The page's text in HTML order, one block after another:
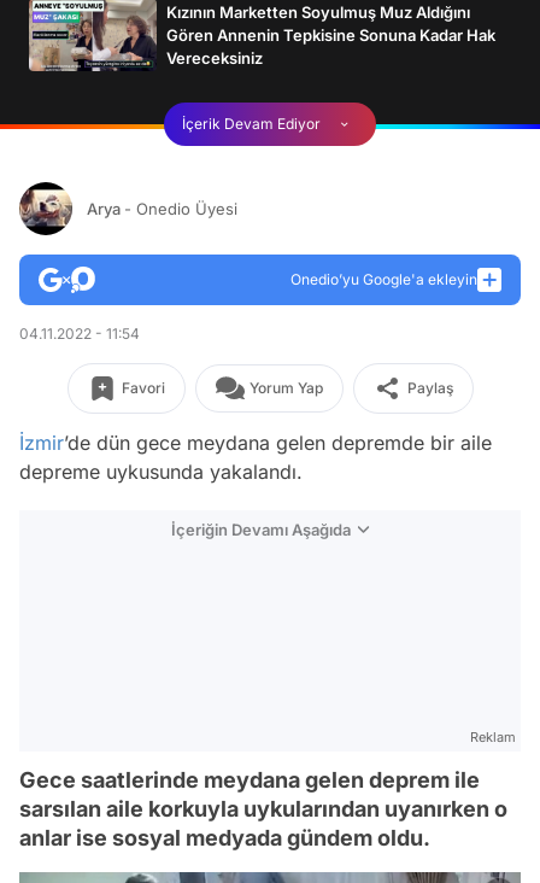
Kızının Marketten Soyulmuş Muz Aldığını
Gören Annenin Tepkisine Sonuna Kadar Hak
Vereceksiniz
İçerik Devam Ediyor
Arya - Onedio Üyesi
Onedio’yu Google'a ekleyin
04.11.2022 - 11:54
Favori Yorum Yap Paylaş
İzmir’de dün gece meydana gelen depremde bir aile
depreme uykusunda yakalandı.
İçeriğin Devamı Aşağıda
Reklam
Gece saatlerinde meydana gelen deprem ile
sarsılan aile korkuyla uykularından uyanırken o
anlar ise sosyal medyada gündem oldu.